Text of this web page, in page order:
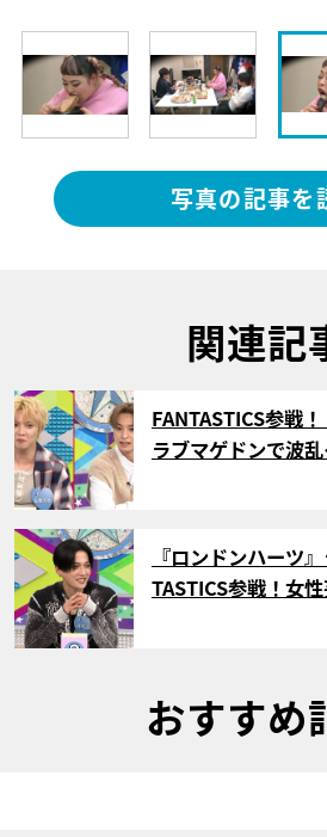
写真の記事を
関連記
サムネイル
FANTASTICS参戦
ラブマゲドンで波
サムネイル
『ロンドンハーツ
TASTICS参戦！女
おすすめ